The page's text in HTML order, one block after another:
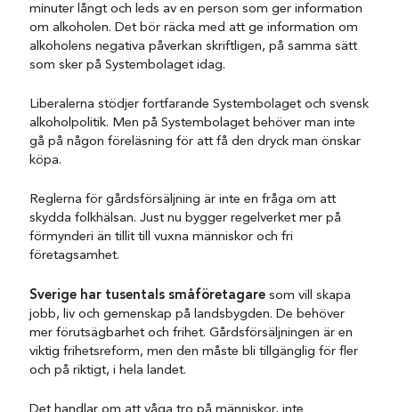
minuter långt och leds av en person som ger information
om alkoholen. Det bör räcka med att ge information om
alkoholens negativa påverkan skriftligen, på samma sätt
som sker på Systembolaget idag.
Liberalerna stödjer fortfarande Systembolaget och svensk
alkoholpolitik. Men på Systembolaget behöver man inte
gå på någon föreläsning för att få den dryck man önskar
köpa.
Reglerna för gårdsförsäljning är inte en fråga om att
skydda folkhälsan. Just nu bygger regelverket mer på
förmynderi än tillit till vuxna människor och fri
företagsamhet.
Sverige har tusentals småföretagare som vill skapa
jobb, liv och gemenskap på landsbygden. De behöver
mer förutsägbarhet och frihet. Gårdsförsäljningen är en
viktig frihetsreform, men den måste bli tillgänglig för fler
och på riktigt, i hela landet.